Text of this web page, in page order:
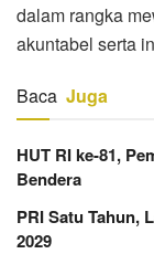
dalam rangka
akuntabel serta
Baca Juga
HUT RI ke-81,
Bendera
PRI Satu Tahun,
2029